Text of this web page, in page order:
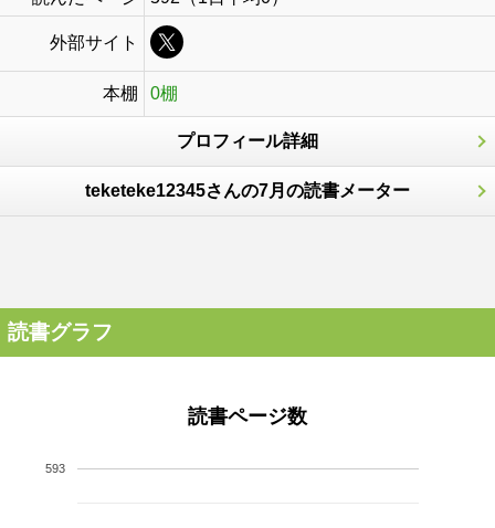
外部サイト
本棚 0棚
プロフィール詳細
teketeke12345さんの7月の読書メーター
読書グラフ
読書ページ数
593